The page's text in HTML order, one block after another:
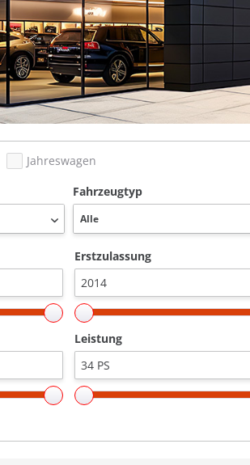
Jahreswagen
Fahrzeugtyp
Erstzulassung
Leistung